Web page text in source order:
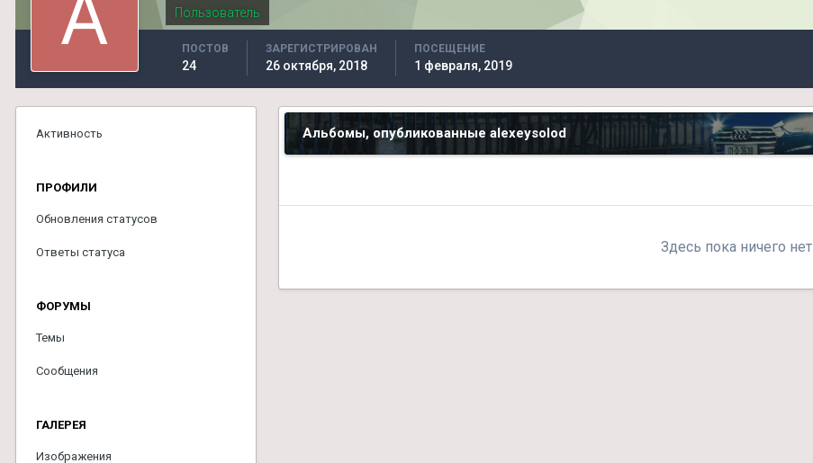
Пользователь
ПОСТОВ
24
ЗАРЕГИСТРИРОВАН
26 октября, 2018
ПОСЕЩЕНИЕ
1 февраля, 2019
Активность
ПРОФИЛИ
Обновления статусов
Ответы статуса
ФОРУМЫ
Темы
Сообщения
ГАЛЕРЕЯ
Изображения
Альбомы, опубликованные alexeysolod
Здесь пока ничего нет